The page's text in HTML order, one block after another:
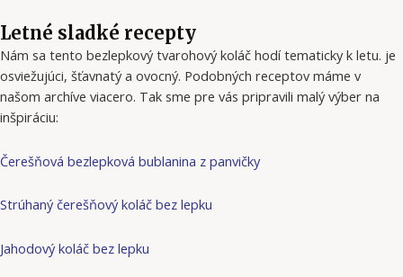
Letné sladké recepty
Nám sa tento bezlepkový tvarohový koláč hodí tematicky k letu. je
osviežujúci, šťavnatý a ovocný. Podobných receptov máme v
našom archíve viacero. Tak sme pre vás pripravili malý výber na
inšpiráciu:
Čerešňová bezlepková bublanina z panvičky
Strúhaný čerešňový koláč bez lepku
Jahodový koláč bez lepku